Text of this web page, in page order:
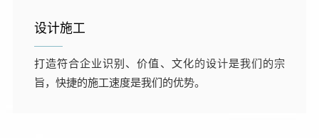
03
设计施工
打造符合企业识别、价值、文化的设计是我们的宗
旨，快捷的施工速度是我们的优势。